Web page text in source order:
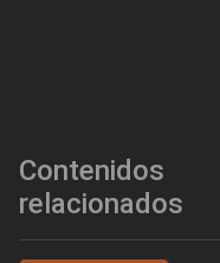
Contenidos
relacionados